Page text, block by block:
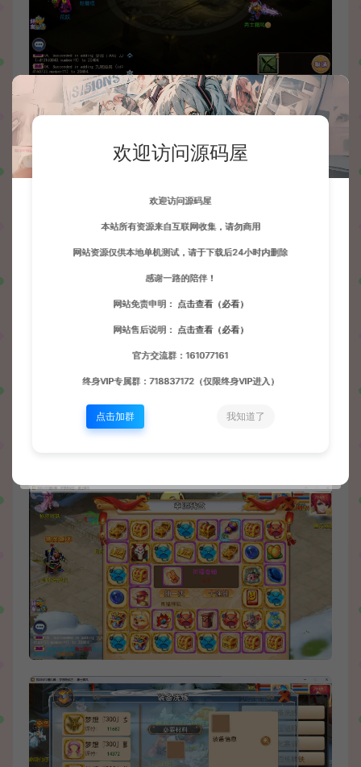
欢迎访问源码屋
欢迎访问源码屋
本站所有资源来自互联网收集，请勿商用
网站资源仅供本地单机测试，请于下载后24小时内删除
感谢一路的陪伴！
网站免责申明： 点击查看（必看）
网站售后说明： 点击查看（必看）
官方交流群：161077161
终身VIP专属群：718837172（仅限终身VIP进入）
点击加群 我知道了